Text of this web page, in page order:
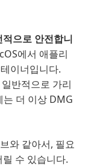
으로 안전합니
에서 애플리
이너입니다.
반적으로 가리
는 더 이상 DMG
와 같아서, 필요
수 있습니다.